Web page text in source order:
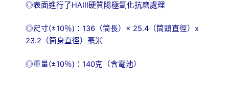
◎表面進行了HAIII硬質陽極氧化抗磨處理
◎尺寸(±10％)：136（筒長）× 25.4（筒頭直徑）x
23.2（筒身直徑）毫米
◎重量(±10％)：140克（含電池）